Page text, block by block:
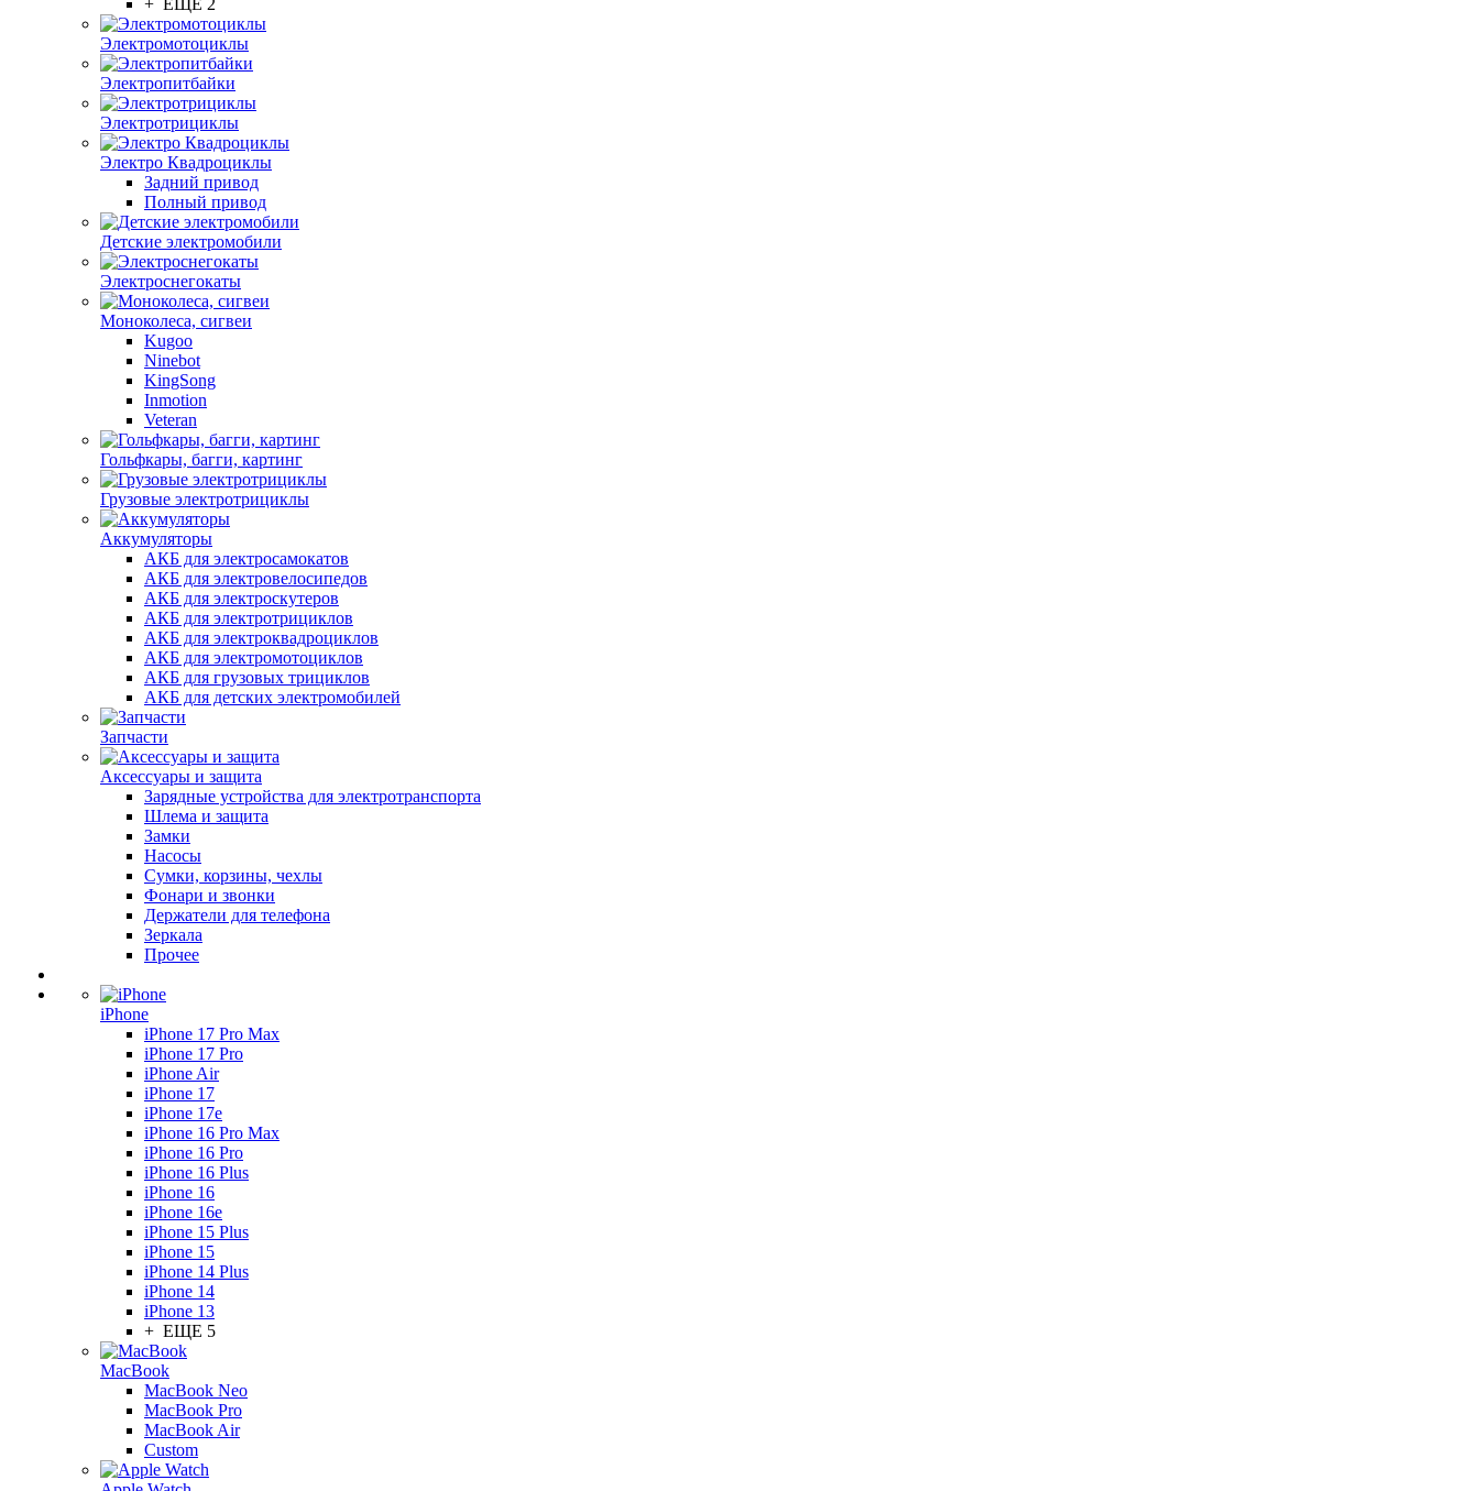
+ ЕЩЕ 2
Электромотоциклы
Электропитбайки
Электротрициклы
Электро Квадроциклы
Задний привод
Полный привод
Детские электромобили
Электроснегокаты
Моноколеса, сигвеи
Kugoo
Ninebot
KingSong
Inmotion
Veteran
Гольфкары, багги, картинг
Грузовые электротрициклы
Аккумуляторы
АКБ для электросамокатов
АКБ для электровелосипедов
АКБ для электроскутеров
АКБ для электротрициклов
АКБ для электроквадроциклов
АКБ для электромотоциклов
АКБ для грузовых трициклов
АКБ для детских электромобилей
Запчасти
Аксессуары и защита
Зарядные устройства для электротранспорта
Шлема и защита
Замки
Насосы
Сумки, корзины, чехлы
Фонари и звонки
Держатели для телефона
Зеркала
Прочее
iPhone
iPhone 17 Pro Max
iPhone 17 Pro
iPhone Air
iPhone 17
iPhone 17e
iPhone 16 Pro Max
iPhone 16 Pro
iPhone 16 Plus
iPhone 16
iPhone 16e
iPhone 15 Plus
iPhone 15
iPhone 14 Plus
iPhone 14
iPhone 13
+ ЕЩЕ 5
MacBook
MacBook Neo
MacBook Pro
MacBook Air
Custom